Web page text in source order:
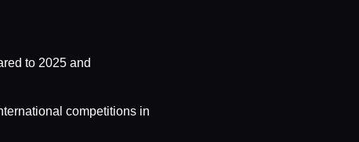
to 2025 and
competitions in